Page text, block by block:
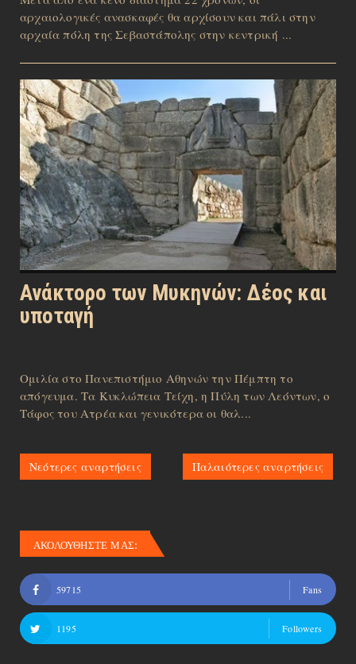
αρχαιολογικές ανασκαφές θα αρχίσουν και πάλι στην
αρχαία πόλη της Σεβαστάπολης στην κεντρική ...
Ανάκτορο των Μυκηνών: Δέος και
υποταγή
Ομιλία στο Πανεπιστήμιο Αθηνών την Πέμπτη το
απόγευμα. Τα Κυκλώπεια Τείχη, η Πύλη των Λεόντων, ο
Τάφος του Ατρέα και γενικότερα οι θαλ...
Νεότερες αναρτήσεις Παλαιότερες αναρτήσεις
ΑΚΟΛΟΥΘΗΣΤΕ ΜΑΣ:
59715 Fans
1195 Followers